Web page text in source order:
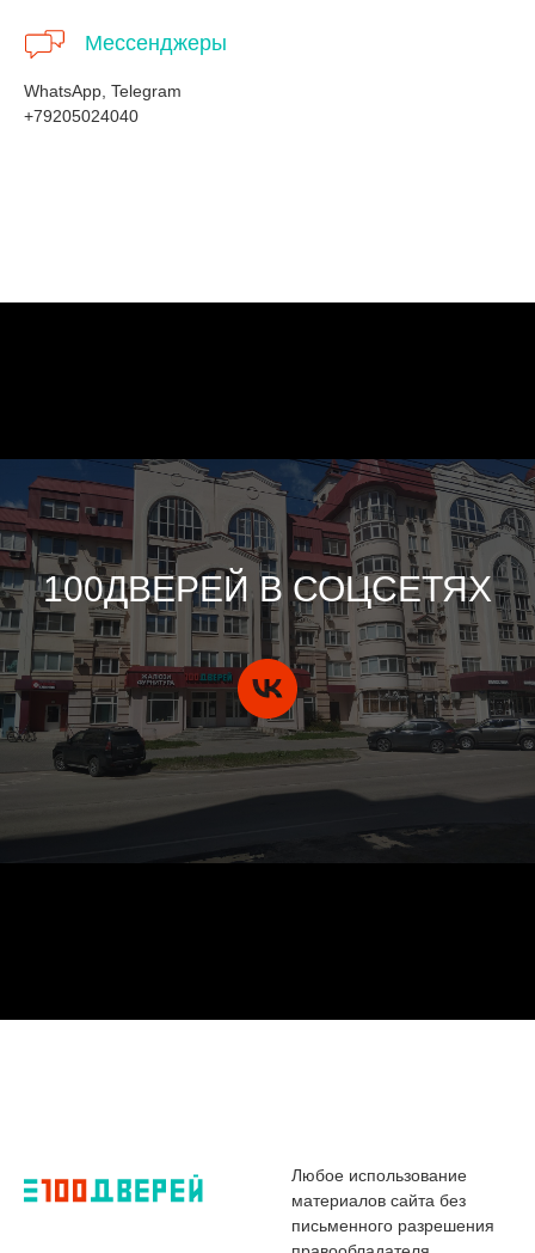
Мессенджеры
WhatsApp, Telegram
+79205024040
100ДВЕРЕЙ В СОЦСЕТЯХ
Любое использование
материалов сайта без
письменного разрешения